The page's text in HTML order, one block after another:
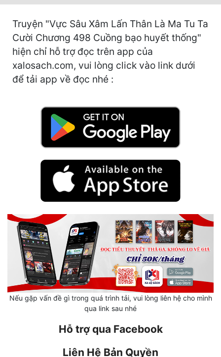
Kiếm Hiệp
Kỳ Huyễn
Kỳ Ảo
Ngôn Tình
Ngược
Nữ Cường
Nữ Phụ
Phong Thủy - Tâm Linh
Truyện "Vực Sâu Xâm Lấn Thân Là Ma Tu Ta
Cười Chương 498 Cuồng bạo huyết thống"
hiện chỉ hỗ trợ đọc trên app của
xalosach.com, vui lòng click vào link dưới
để tải app về đọc nhé :
Nếu gặp vấn đề gì trong quá trình tải, vui lòng liên hệ cho mình
qua link sau nhé
Hỗ trợ qua Facebook
Liên Hệ Bản Quyền